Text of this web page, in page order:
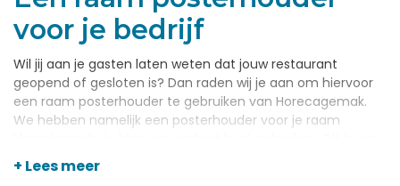
voor je bedrijf
Wil jij aan je gasten laten weten dat jouw restaurant
geopend of gesloten is? Dan raden wij je aan om hiervoor
een raam posterhouder te gebruiken van Horecagemak.
We hebben namelijk een posterhouder voor je raam
bord dat de dagen van de week weergeeft, waarbij je
eenvoudig zelf de tijden kunt bepalen die worden
+ Lees meer